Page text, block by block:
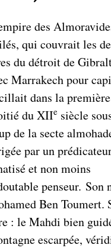
des
qui couvrait les
du détroit de
Marrakech pour
dans la première
du XIIe siècle
de la secte
par un
et non moins
penseur. Son
Ben Toumert.
: le Mahdi bien
escarpée,